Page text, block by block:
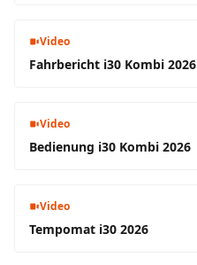
Video
Fahrbericht i30 Kombi 2026
Video
Bedienung i30 Kombi 2026
Video
Tempomat i30 2026